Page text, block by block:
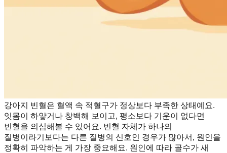
강아지 빈혈은 혈액 속 적혈구가 정상보다 부족한 상태예요.
잇몸이 하얗거나 창백해 보이고, 평소보다 기운이 없다면
빈혈을 의심해볼 수 있어요. 빈혈 자체가 하나의
질병이라기보다는 다른 질병의 신호인 경우가 많아서, 원인을
정확히 파악하는 게 가장 중요해요. 원인에 따라 골수가 새